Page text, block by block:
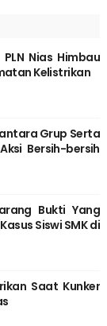
Nias Himbau
Kelistrikan
Grup Serta
Bersih-bersih
Bukti Yang
Siswi SMK di
Saat Kunker